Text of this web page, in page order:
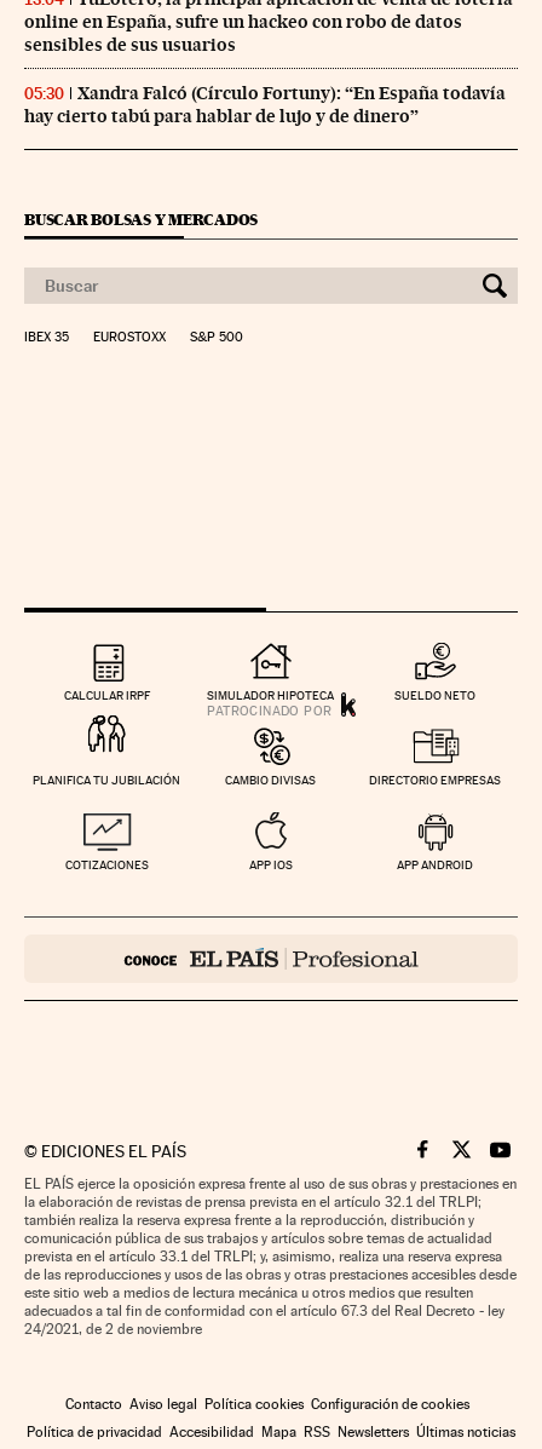
online en España, sufre un hackeo con robo de datos
sensibles de sus usuarios
05:30
Xandra Falcó (Círculo Fortuny): “En España todavía
hay cierto tabú para hablar de lujo y de dinero”
BUSCAR BOLSAS Y MERCADOS
IBEX 35 EUROSTOXX S&P 500
CALCULAR IRPF SIMULADOR HIPOTECA SUELDO NETO
PLANIFICA TU JUBILACIÓN CAMBIO DIVISAS DIRECTORIO EMPRESAS
COTIZACIONES APP IOS APP ANDROID
© EDICIONES EL PAÍS Cinco Días en
Cinco Días
Cinco
EL PAÍS ejerce la oposición expresa frente al uso de sus obras y prestaciones en
la elaboración de revistas de prensa prevista en el artículo 32.1 del TRLPI;
también realiza la reserva expresa frente a la reproducción, distribución y
comunicación pública de sus trabajos y artículos sobre temas de actualidad
prevista en el artículo 33.1 del TRLPI; y, asimismo, realiza una reserva expresa
de las reproducciones y usos de las obras y otras prestaciones accesibles desde
este sitio web a medios de lectura mecánica u otros medios que resulten
adecuados a tal fin de conformidad con el artículo 67.3 del Real Decreto - ley
24/2021, de 2 de noviembre
Contacto Aviso legal Política cookies Configuración de cookies
Política de privacidad Accesibilidad Mapa RSS Newsletters Últimas noticias